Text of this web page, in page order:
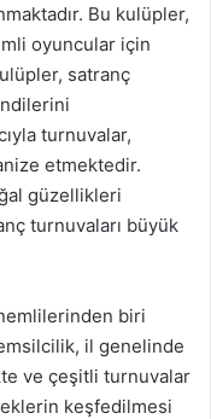
Bu kulüpler,
oyuncular için
satranç
turnuvalar,
etmektedir.
güzellikleri
turnuvaları büyük
biri
il genelinde
ve çeşitli turnuvalar
keşfedilmesi